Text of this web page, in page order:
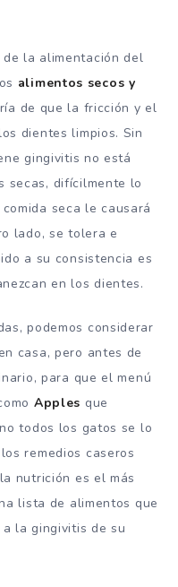
de la alimentación del
alimentos secos y
de que la fricción y el
dientes limpios. Sin
gingivitis no está
secas, difícilmente lo
seca le causará
lado, se tolera e
a su consistencia es
en los dientes.
podemos considerar
casa, pero antes de
para que el menú
Apples que
todos los gatos se lo
remedios caseros
nutrición es el más
lista de alimentos que
la gingivitis de su